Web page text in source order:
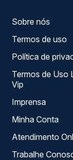
Sobre nós
Termos de uso
Política de
Termos de Uso Louge
Vip
Imprensa
Minha Conta
Trabalhe